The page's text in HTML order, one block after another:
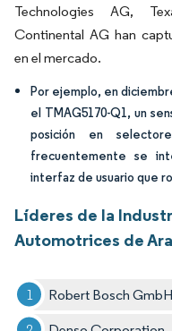
Technologies AG,
Continental AG han
en el mercado.
Por ejemplo, en
el TMAG5170-Q1, un
posición en
frecuentemente se
interfaz de usuario que
Líderes de la
Automotrices de
Robert Bosch GmbH